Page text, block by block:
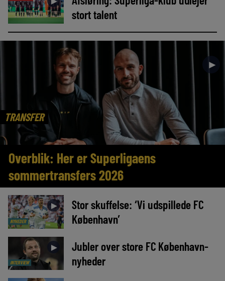
stort talent
TRANSFER
►
Overblik: Her er Superligaens
sommertransfers 2026
NYHEDER
►
Stor skuffelse: ‘Vi udspillede FC
København’
INTERVIEW
►
Jubler over store FC København-
nyheder